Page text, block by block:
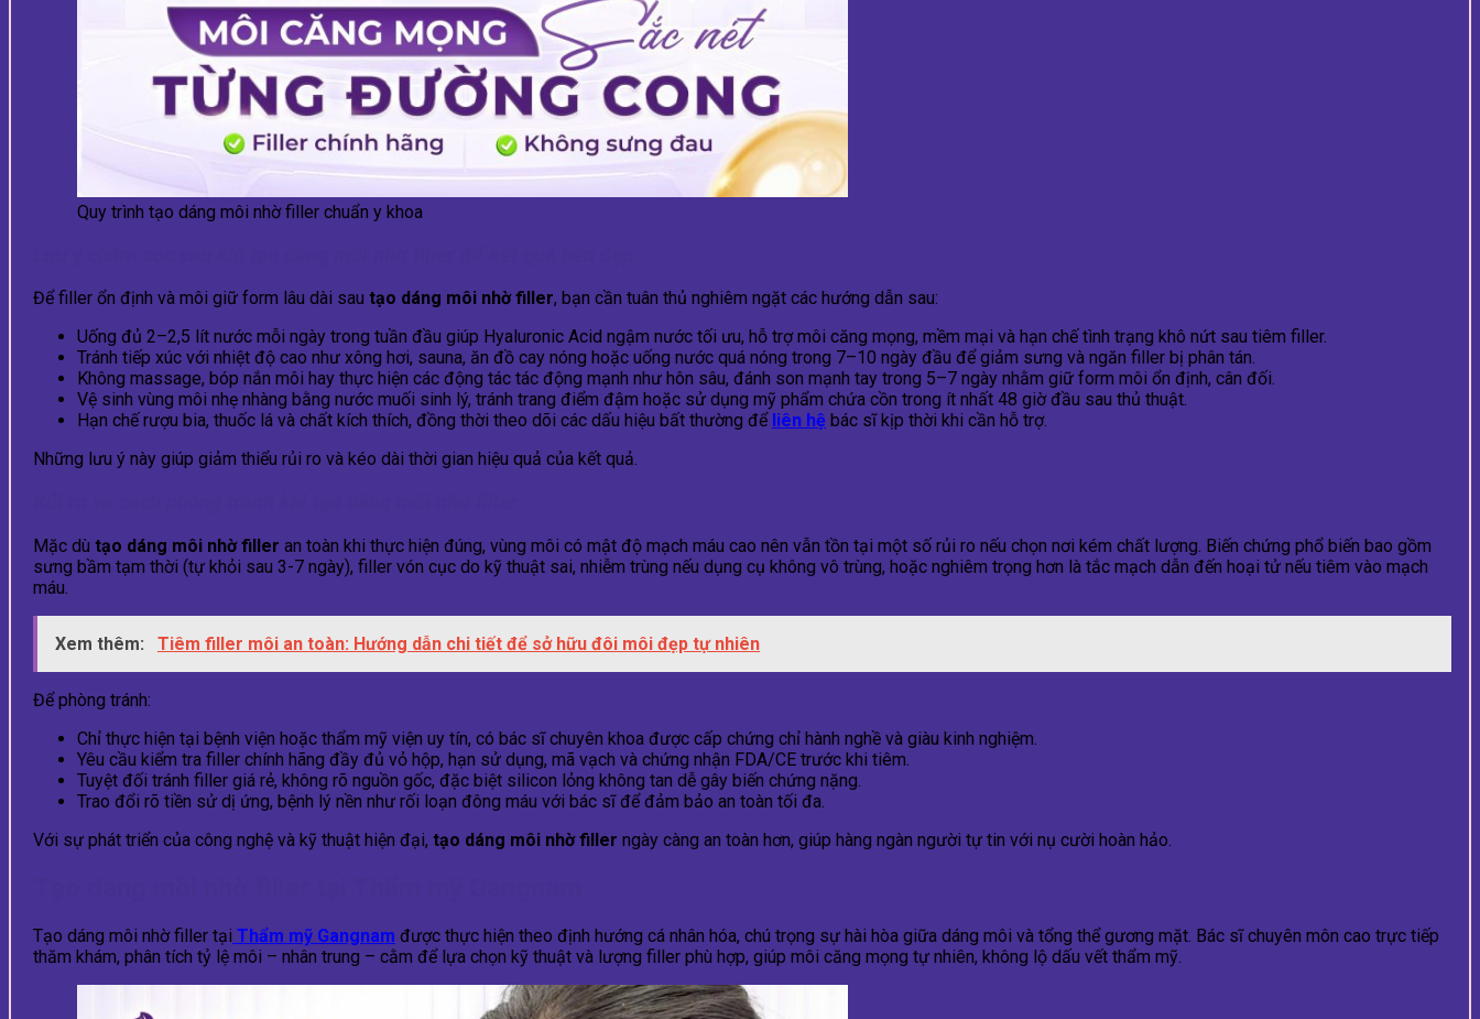
Quy trình tạo dáng môi nhờ filler chuẩn y khoa
Để filler ổn định và môi giữ form lâu dài sau tạo dáng môi nhờ filler, bạn cần tuân thủ nghiêm ngặt các hướng dẫn sau:
Uống đủ 2–2,5 lít nước mỗi ngày trong tuần đầu giúp Hyaluronic Acid ngậm nước tối ưu, hỗ trợ môi căng mọng, mềm mại và hạn chế tình trạng khô nứt sau tiêm filler.
Tránh tiếp xúc với nhiệt độ cao như xông hơi, sauna, ăn đồ cay nóng hoặc uống nước quá nóng trong 7–10 ngày đầu để giảm sưng và ngăn filler bị phân tán.
Không massage, bóp nắn môi hay thực hiện các động tác tác động mạnh như hôn sâu, đánh son mạnh tay trong 5–7 ngày nhằm giữ form môi ổn định, cân đối.
Vệ sinh vùng môi nhẹ nhàng bằng nước muối sinh lý, tránh trang điểm đậm hoặc sử dụng mỹ phẩm chứa cồn trong ít nhất 48 giờ đầu sau thủ thuật.
Hạn chế rượu bia, thuốc lá và chất kích thích, đồng thời theo dõi các dấu hiệu bất thường để liên hệ bác sĩ kịp thời khi cần hỗ trợ.
Những lưu ý này giúp giảm thiểu rủi ro và kéo dài thời gian hiệu quả của kết quả.
Mặc dù tạo dáng môi nhờ filler an toàn khi thực hiện đúng, vùng môi có mật độ mạch máu cao nên vẫn tồn tại một số rủi ro nếu chọn nơi kém chất lượng. Biến chứng phổ biến bao gồm
sưng bầm tạm thời (tự khỏi sau 3-7 ngày), filler vón cục do kỹ thuật sai, nhiễm trùng nếu dụng cụ không vô trùng, hoặc nghiêm trọng hơn là tắc mạch dẫn đến hoại tử nếu tiêm vào mạch
máu.
Xem thêm: Tiêm filler môi an toàn: Hướng dẫn chi tiết để sở hữu đôi môi đẹp tự nhiên
Để phòng tránh:
Chỉ thực hiện tại bệnh viện hoặc thẩm mỹ viện uy tín, có bác sĩ chuyên khoa được cấp chứng chỉ hành nghề và giàu kinh nghiệm.
Yêu cầu kiểm tra filler chính hãng đầy đủ vỏ hộp, hạn sử dụng, mã vạch và chứng nhận FDA/CE trước khi tiêm.
Tuyệt đối tránh filler giá rẻ, không rõ nguồn gốc, đặc biệt silicon lỏng không tan dễ gây biến chứng nặng.
Trao đổi rõ tiền sử dị ứng, bệnh lý nền như rối loạn đông máu với bác sĩ để đảm bảo an toàn tối đa.
Với sự phát triển của công nghệ và kỹ thuật hiện đại, tạo dáng môi nhờ filler ngày càng an toàn hơn, giúp hàng ngàn người tự tin với nụ cười hoàn hảo.
Tạo dáng môi nhờ filler tại Thẩm mỹ Gangnam được thực hiện theo định hướng cá nhân hóa, chú trọng sự hài hòa giữa dáng môi và tổng thể gương mặt. Bác sĩ chuyên môn cao trực tiếp
thăm khám, phân tích tỷ lệ môi – nhân trung – cằm để lựa chọn kỹ thuật và lượng filler phù hợp, giúp môi căng mọng tự nhiên, không lộ dấu vết thẩm mỹ.